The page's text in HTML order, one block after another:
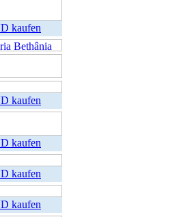
kaufen
kaufen
kaufen
kaufen
kaufen